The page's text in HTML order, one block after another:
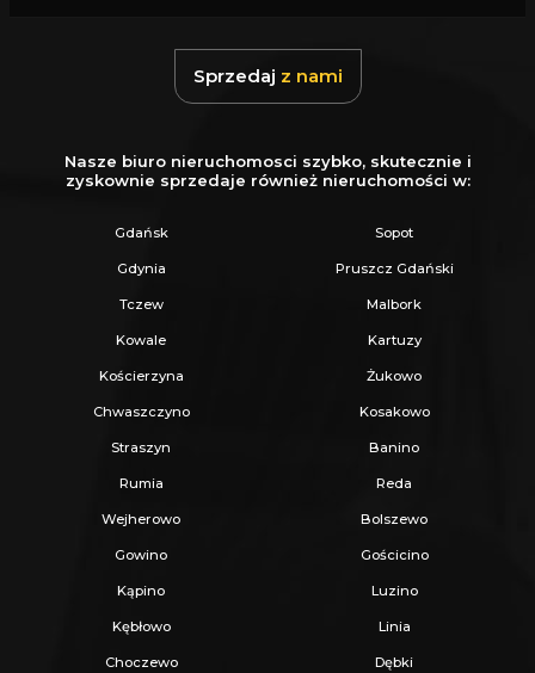
stronie:www.ratajczaknieruchomosci.pl
Sprzedaj z nami
Nasze biuro nieruchomosci szybko, skutecznie i
zyskownie sprzedaje również nieruchomości w:
Gdańsk Sopot
Gdynia Pruszcz Gdański
Tczew Malbork
Kowale Kartuzy
Kościerzyna Żukowo
Chwaszczyno Kosakowo
Straszyn Banino
Rumia Reda
Wejherowo Bolszewo
Gowino Gościcino
Kąpino Luzino
Kębłowo Linia
Choczewo Dębki